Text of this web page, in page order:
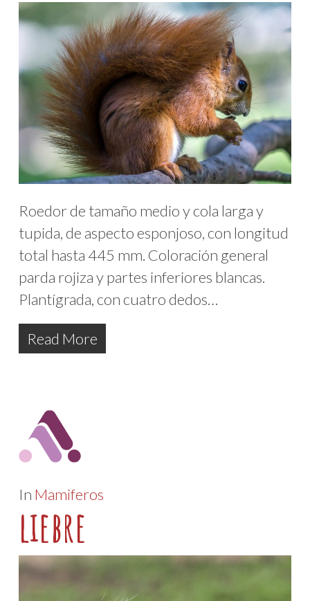
Roedor de tamaño medio y cola larga y
tupida, de aspecto esponjoso, con longitud
total hasta 445 mm. Coloración general
parda rojiza y partes inferiores blancas.
Plantígrada, con cuatro dedos…
Read More
In Mamiferos
liebre